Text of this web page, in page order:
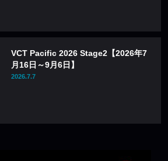
VCT Pacific 2026 Stage2【2026年7
月16日～9月6日】
2026.7.7